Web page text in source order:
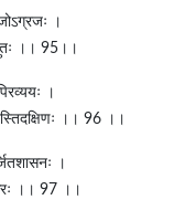
।
।। 95।।
।
।। 96 ।।
।
।। 97 ।।